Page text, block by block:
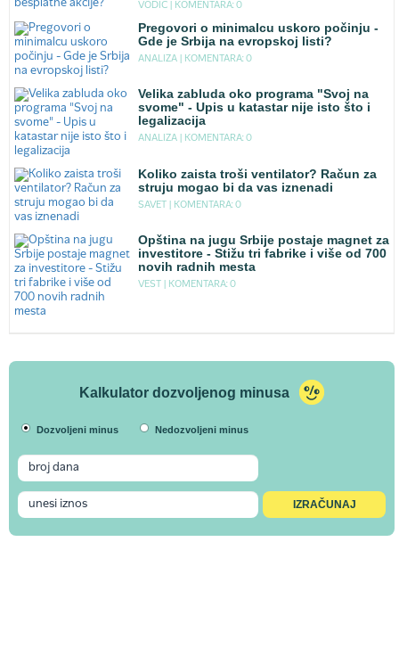
VODIC | KOMENTARA: 0
Pregovori o minimalcu uskoro počinju -
Gde je Srbija na evropskoj listi?
ANALIZA | KOMENTARA: 0
Velika zabluda oko programa "Svoj na
svome" - Upis u katastar nije isto što i
legalizacija
ANALIZA | KOMENTARA: 0
Koliko zaista troši ventilator? Račun za
struju mogao bi da vas iznenadi
SAVET | KOMENTARA: 0
Opština na jugu Srbije postaje magnet za
investitore - Stižu tri fabrike i više od 700
novih radnih mesta
VEST | KOMENTARA: 0
Kalkulator dozvoljenog minusa
Dozvoljeni minus Nedozvoljeni minus